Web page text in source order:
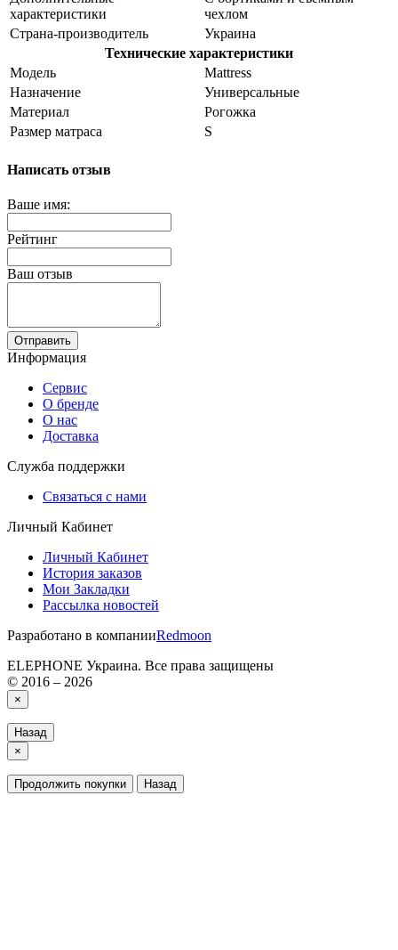
характеристики
чехлом
Страна-производитель
Украина
Технические характеристики
Модель
Mattress
Назначение
Универсальные
Материал
Рогожка
Размер матраса
S
Написать отзыв
Ваше имя:
Рейтинг
Ваш отзыв
Отправить
Информация
Сервис
О бренде
О нас
Доставка
Служба поддержки
Связаться с нами
Личный Кабинет
Личный Кабинет
История заказов
Мои Закладки
Рассылка новостей
Разработано в компанииRedmoon
ELEPHONE Украина. Все права защищены
© 2016 – 2026
×
Назад
×
Продолжить покупки Назад